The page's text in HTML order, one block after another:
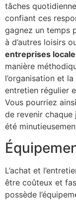
tâches
confiant ces
gagnez un temps
à d’autres loisirs
entreprises
manière
l’organisation et
entretien régulier
Vous pourriez
de revenir chaque
été
L’achat et
être coûteux et
possède